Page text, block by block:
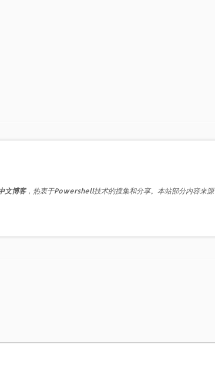
文博客，热衷于Powershell技术的搜集和分享。本站部分内容来源